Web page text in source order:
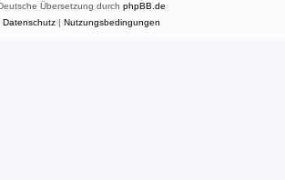
Übersetzung durch phpBB.de
Datenschutz| Nutzungsbedingungen